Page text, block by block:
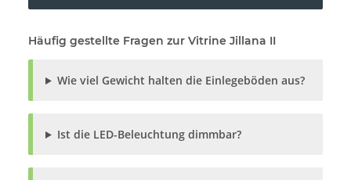
Häufig gestellte Fragen zur Vitrine Jillana II
Wie viel Gewicht halten die Einlegeböden aus?
Ist die LED-Beleuchtung dimmbar?